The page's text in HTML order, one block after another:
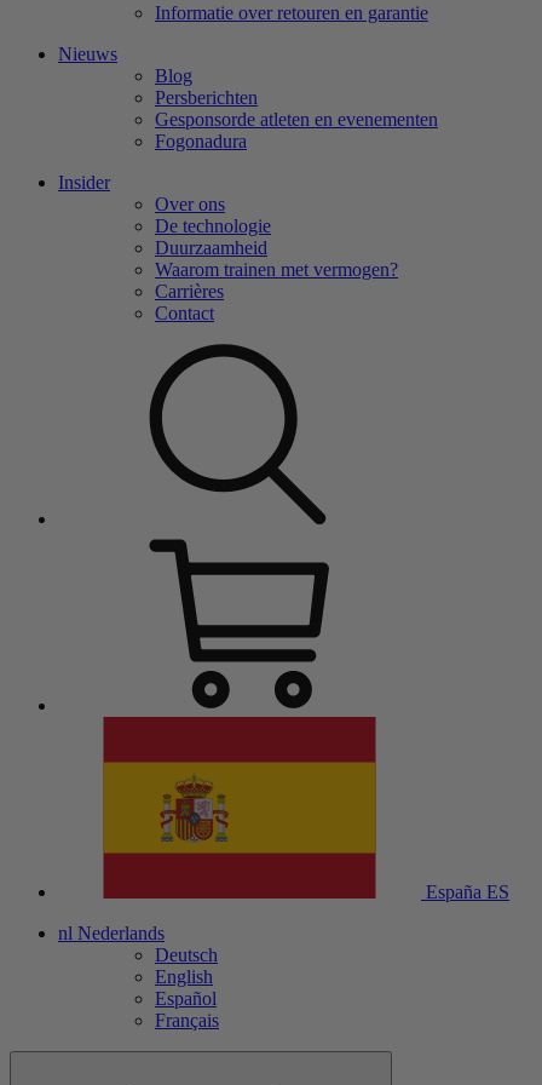
Informatie over retouren en garantie
Nieuws
Blog
Persberichten
Gesponsorde atleten en evenementen
Fogonadura
Insider
Over ons
De technologie
Duurzaamheid
Waarom trainen met vermogen?
Carrières
Contact
España ES
nl Nederlands
Deutsch
English
Español
Français